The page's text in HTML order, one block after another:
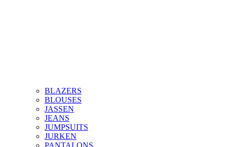
BLAZERS
BLOUSES
JASSEN
JEANS
JUMPSUITS
JURKEN
PANTALONS